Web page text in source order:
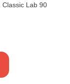
Classic Lab 90